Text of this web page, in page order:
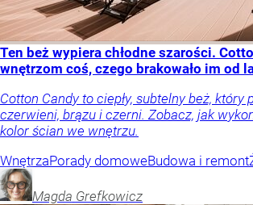
Ten beż wypiera chłodne szarości.
wnętrzom coś, czego brakowało im od
Cotton Candy to ciepły, subtelny beż, który
czerwieni, brązu i czerni. Zobacz, jak
kolor ścian we wnętrzu.
WnętrzaPorady domoweBudowa i remont
Magda Grefkowicz